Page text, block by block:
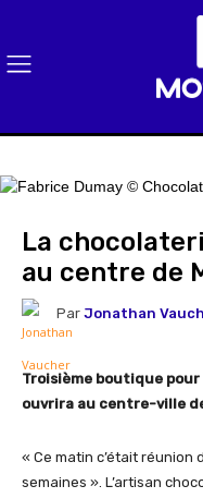
La
au centre de
Par Jonathan
Troisième boutique
ouvrira au centre-ville
« Ce matin c’était
semaines ». L’artisan